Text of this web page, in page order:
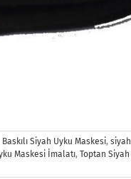
Baskılı Siyah Uyku Maskesi, siyah
Maskesi İmalatı, Toptan Siyah